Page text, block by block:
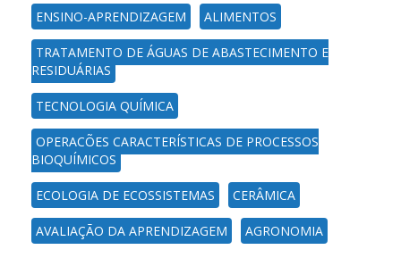
ENSINO-APRENDIZAGEM ALIMENTOS
TRATAMENTO DE ÁGUAS DE ABASTECIMENTO E
RESIDUÁRIAS
TECNOLOGIA QUÍMICA
OPERAÇÕES CARACTERÍSTICAS DE PROCESSOS
BIOQUÍMICOS
ECOLOGIA DE ECOSSISTEMAS CERÂMICA
AVALIAÇÃO DA APRENDIZAGEM AGRONOMIA